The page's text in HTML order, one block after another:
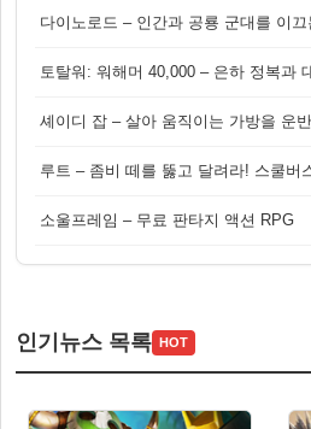
소울프레임 – 무료 판타지 액션 RPG
인기뉴스 목록 HOT